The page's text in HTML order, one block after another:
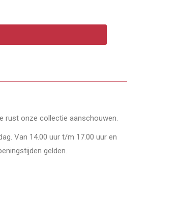
rust onze collectie aanschouwen.
Van 14.00 uur t/m 17.00 uur en
gelden.